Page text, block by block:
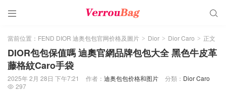
 
當前位置： FEND DIOR 迪奥包包官网价格及圖片 > Dior > Dior Caro > 正文
DIOR包包保值嗎 迪奧官網品牌包包大全 黑色牛皮革
藤格紋Caro手袋
2025年 2月 28日 下午7:21 作者： 迪奥包包价格和图片 分類： Dior Caro
 297